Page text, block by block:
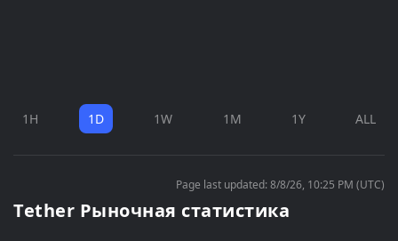
1H 1D 1W 1M 1Y ALL
Page last updated: 8/8/26, 10:25 PM (UTC)
Tether Рыночная статистика